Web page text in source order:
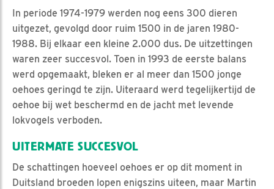
In periode 1974-1979 werden nog eens 300 dieren
uitgezet, gevolgd door ruim 1500 in de jaren 1980-
1988. Bij elkaar een kleine 2.000 dus. De uitzettingen
waren zeer succesvol. Toen in 1993 de eerste balans
werd opgemaakt, bleken er al meer dan 1500 jonge
oehoes geringd te zijn. Uiteraard werd tegelijkertijd de
oehoe bij wet beschermd en de jacht met levende
lokvogels verboden.
UITERMATE SUCCESVOL
De schattingen hoeveel oehoes er op dit moment in
Duitsland broeden lopen enigszins uiteen, maar Martin